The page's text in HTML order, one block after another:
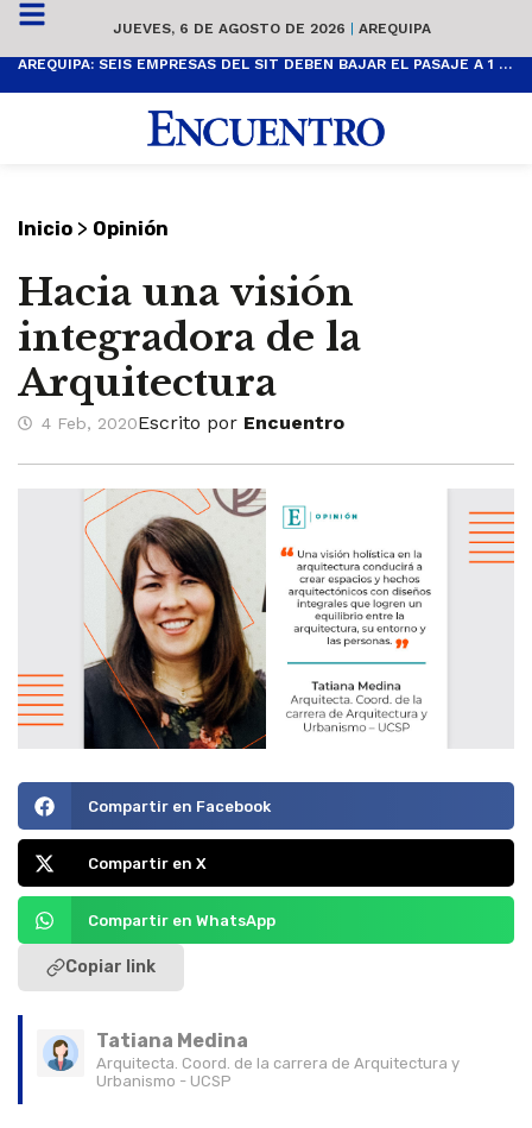
JUEVES, 6 DE AGOSTO DE 2026 | AREQUIPA
AREQUIPA: SEIS EMPRESAS DEL SIT DEBEN BAJAR EL PASAJE A 1 SOL
Inicio > Opinión
Hacia una visión
integradora de la
Arquitectura
4 Feb, 2020Escrito por Encuentro
Compartir en Facebook
Compartir en X
Compartir en WhatsApp
Copiar link
Tatiana Medina
Arquitecta. Coord. de la carrera de Arquitectura y
Urbanismo - UCSP